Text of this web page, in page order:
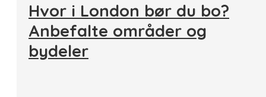
Hvor i London bør du bo?
Anbefalte områder og
bydeler